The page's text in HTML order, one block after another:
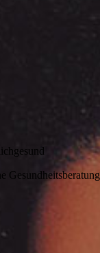
Gesundheitsberatung